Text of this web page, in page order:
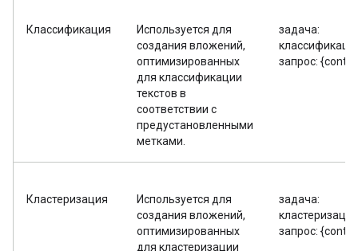
Классификация
Используется для
создания вложений,
оптимизированных
для классификации
текстов в
соответствии с
предустановленными
метками.
задача:
запрос:
Кластеризация
Используется для
создания вложений,
оптимизированных
для кластеризации
задача:
запрос: